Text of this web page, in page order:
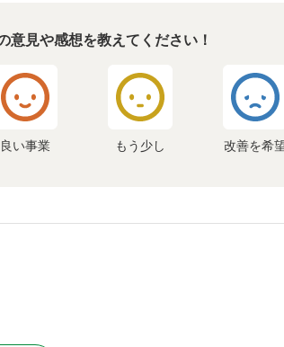
意見や感想を教えてください！
良い事業 もう少し 改善を希